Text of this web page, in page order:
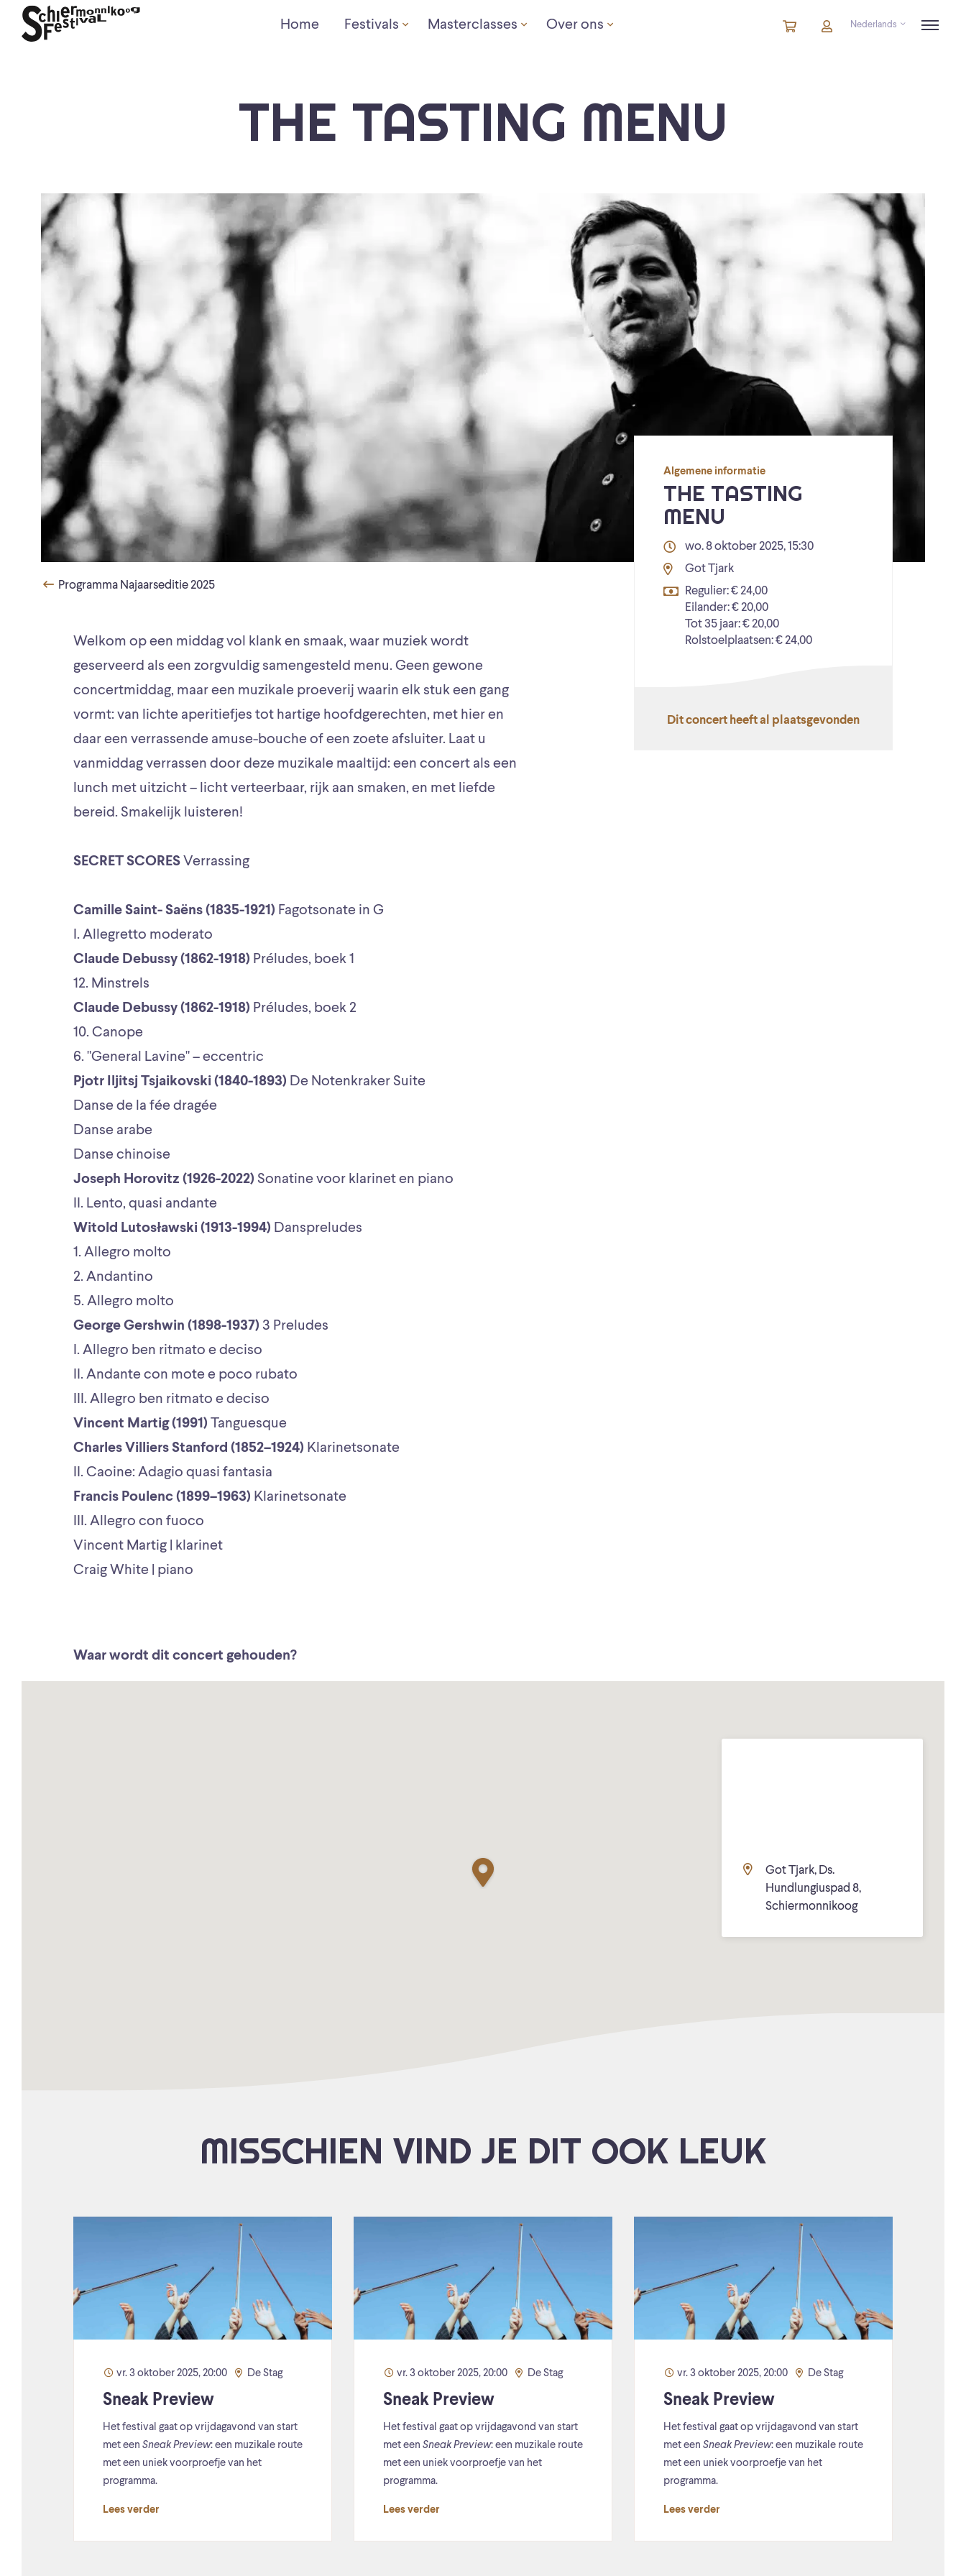
Home Festivals Masterclasses Over ons Winkelmandje
artikelenAccountNederlands
THE TASTING MENU
Programma Najaarseditie 2025
Welkom op een middag vol klank en smaak, waar muziek wordt
geserveerd als een zorgvuldig samengesteld menu. Geen gewone
concertmiddag, maar een muzikale proeverij waarin elk stuk een gang
vormt: van lichte aperitiefjes tot hartige hoofdgerechten, met hier en
daar een verrassende amuse-bouche of een zoete afsluiter. Laat u
vanmiddag verrassen door deze muzikale maaltijd: een concert als een
lunch met uitzicht – licht verteerbaar, rijk aan smaken, en met liefde
bereid. Smakelijk luisteren!
SECRET SCORES Verrassing
Camille Saint- Saëns (1835-1921) Fagotsonate in G
I. Allegretto moderato
Claude Debussy (1862-1918) Préludes, boek 1
12. Minstrels
Claude Debussy (1862-1918) Préludes, boek 2
10. Canope
6. "General Lavine" – eccentric
Pjotr Iljitsj Tsjaikovski (1840-1893) De Notenkraker Suite
Danse de la fée dragée
Danse arabe
Danse chinoise
Joseph Horovitz (1926-2022) Sonatine voor klarinet en piano
II. Lento, quasi andante
Witold Lutosławski (1913-1994) Danspreludes
1. Allegro molto
2. Andantino
5. Allegro molto
George Gershwin (1898-1937) 3 Preludes
I. Allegro ben ritmato e deciso
II. Andante con mote e poco rubato
III. Allegro ben ritmato e deciso
Vincent Martig (1991) Tanguesque
Charles Villiers Stanford (1852–1924) Klarinetsonate
II. Caoine: Adagio quasi fantasia
Francis Poulenc (1899–1963) Klarinetsonate
III. Allegro con fuoco
Vincent Martig | klarinet
Craig White | piano
Algemene informatie
THE TASTING
MENU
wo. 8 oktober 2025, 15:30
Got Tjark
Regulier: € 24,00
Eilander: € 20,00
Tot 35 jaar: € 20,00
Rolstoelplaatsen: € 24,00
Dit concert heeft al plaatsgevonden
Waar wordt dit concert gehouden?
Got Tjark, Ds.
Hundlungiuspad 8,
Schiermonnikoog
MISSCHIEN VIND JE DIT OOK LEUK
vr. 3 oktober 2025, 20:00 De Stag
Sneak Preview
Het festival gaat op vrijdagavond van start
met een Sneak Preview: een muzikale route
met een uniek voorproefje van het
programma.
Lees verder
vr. 3 oktober 2025, 20:00 De Stag
Sneak Preview
Het festival gaat op vrijdagavond van start
met een Sneak Preview: een muzikale route
met een uniek voorproefje van het
programma.
Lees verder
vr. 3 oktober 2025, 20:00 De Stag
Sneak Preview
Het festival gaat op vrijdagavond van start
met een Sneak Preview: een muzikale route
met een uniek voorproefje van het
programma.
Lees verder